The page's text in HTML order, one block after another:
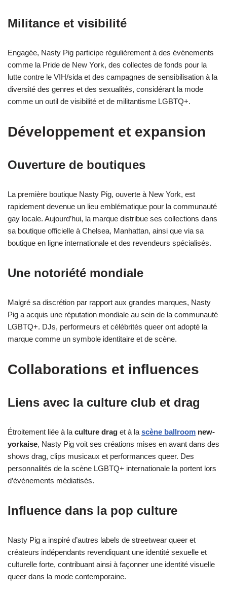
Militance et visibilité
Engagée, Nasty Pig participe régulièrement à des événements
comme la Pride de New York, des collectes de fonds pour la
lutte contre le VIH/sida et des campagnes de sensibilisation à la
diversité des genres et des sexualités, considérant la mode
comme un outil de visibilité et de militantisme LGBTQ+.
Développement et expansion
Ouverture de boutiques
La première boutique Nasty Pig, ouverte à New York, est
rapidement devenue un lieu emblématique pour la communauté
gay locale. Aujourd’hui, la marque distribue ses collections dans
sa boutique officielle à Chelsea, Manhattan, ainsi que via sa
boutique en ligne internationale et des revendeurs spécialisés.
Une notoriété mondiale
Malgré sa discrétion par rapport aux grandes marques, Nasty
Pig a acquis une réputation mondiale au sein de la communauté
LGBTQ+. DJs, performeurs et célébrités queer ont adopté la
marque comme un symbole identitaire et de scène.
Collaborations et influences
Liens avec la culture club et drag
Étroitement liée à la culture drag et à la scène ballroom new-
yorkaise, Nasty Pig voit ses créations mises en avant dans des
shows drag, clips musicaux et performances queer. Des
personnalités de la scène LGBTQ+ internationale la portent lors
d’événements médiatisés.
Influence dans la pop culture
Nasty Pig a inspiré d’autres labels de streetwear queer et
créateurs indépendants revendiquant une identité sexuelle et
culturelle forte, contribuant ainsi à façonner une identité visuelle
queer dans la mode contemporaine.